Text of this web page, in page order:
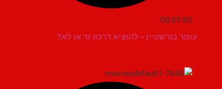
00:01:50
עומר בורשטיין – להוציא דרכון זר או לא?